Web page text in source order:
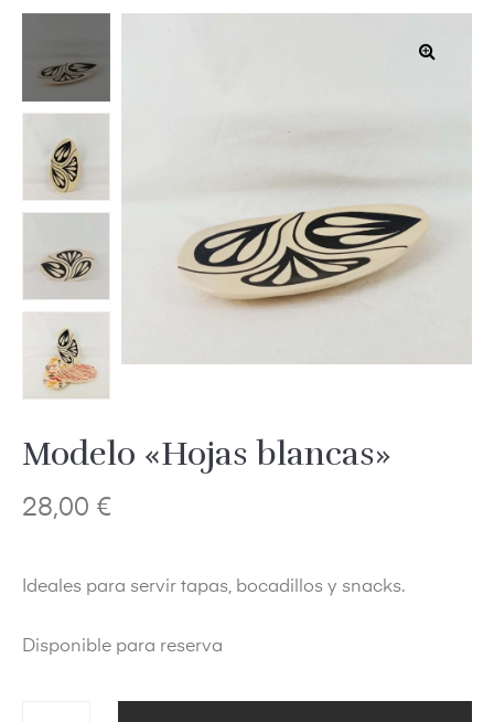
Modelo «Hojas blancas»
28,00 €
Ideales para servir tapas, bocadillos y snacks.
Disponible para reserva